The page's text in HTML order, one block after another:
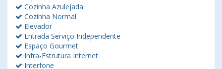
Cozinha Azulejada
Cozinha Normal
Elevador
Entrada Serviço Independente
Espaço Gourmet
Infra-Estrutura Internet
Interfone